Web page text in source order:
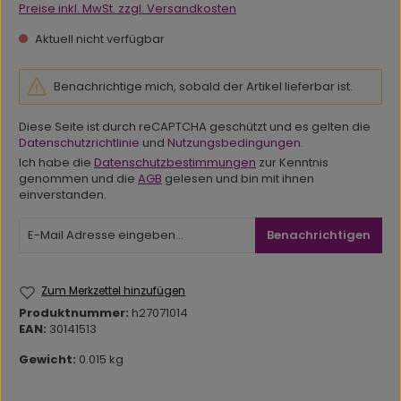
Preise inkl. MwSt. zzgl. Versandkosten
Aktuell nicht verfügbar
Benachrichtige mich, sobald der Artikel lieferbar ist.
Diese Seite ist durch reCAPTCHA geschützt und es gelten die
Datenschutzrichtlinie und Nutzungsbedingungen.
Ich habe die Datenschutzbestimmungen zur Kenntnis
genommen und die AGB gelesen und bin mit ihnen
einverstanden.
Benachrichtigen
Zum Merkzettel hinzufügen
Produktnummer: h27071014
EAN: 30141513
Gewicht: 0.015 kg